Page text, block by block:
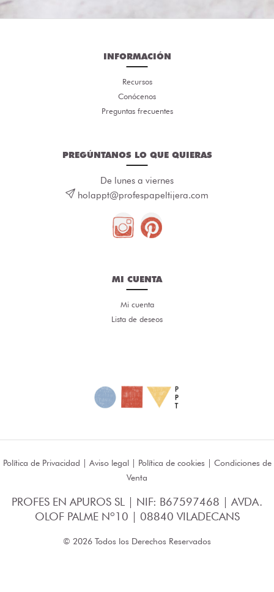
INFORMACIÓN
Recursos
Conócenos
Preguntas frecuentes
PREGÚNTANOS LO QUE QUIERAS
De lunes a viernes
holappt@profespapeltijera.com
MI CUENTA
Mi cuenta
Lista de deseos
Política de Privacidad | Aviso legal| Política de cookies | Condiciones de
Venta
PROFES EN APUROS SL | NIF: B67597468 | AVDA.
OLOF PALME Nº10 | 08840 VILADECANS
© 2026 Todos los Derechos Reservados